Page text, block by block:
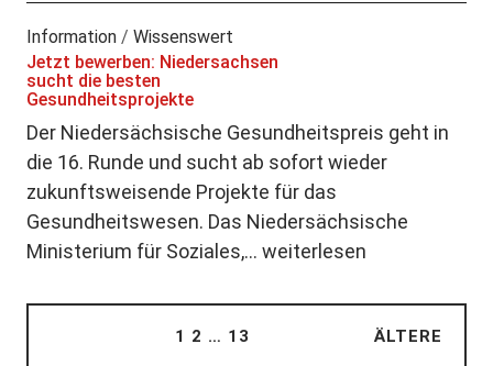
Information/ Wissenswert
Jetzt bewerben: Niedersachsen
sucht die besten
Gesundheitsprojekte
Der Niedersächsische Gesundheitspreis geht in
die 16. Runde und sucht ab sofort wieder
zukunftsweisende Projekte für das
Gesundheitswesen. Das Niedersächsische
Ministerium für Soziales,… weiterlesen
1 2 … 13 ÄLTERE